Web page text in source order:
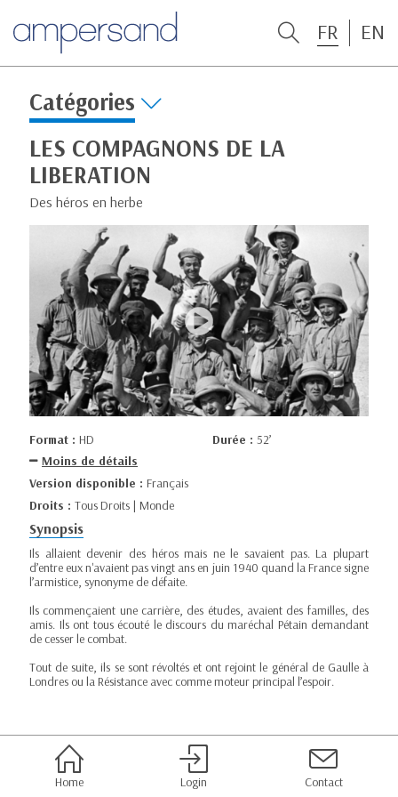
FR EN
Catégories
LES COMPAGNONS DE LA
LIBERATION
Des héros en herbe
Format : HD Durée : 52’
Moins de détails
Version disponible : Français
Droits : Tous Droits | Monde
Synopsis
Ils allaient devenir des héros mais ne le savaient pas. La plupart
d’entre eux n'avaient pas vingt ans en juin 1940 quand la France signe
l’armistice, synonyme de défaite.
Ils commençaient une carrière, des études, avaient des familles, des
amis. Ils ont tous écouté le discours du maréchal Pétain demandant
de cesser le combat.
Tout de suite, ils se sont révoltés et ont rejoint le général de Gaulle à
Londres ou la Résistance avec comme moteur principal l’espoir.
Home Login Contact